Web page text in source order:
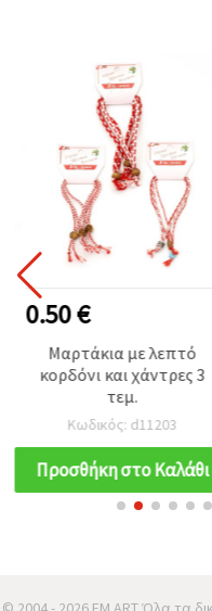
0.50 €
Μαρτάκια με λεπτό
κορδόνι και χάντρες 3
τεμ.
Κωδικός: d11203
Προσθήκη στο Καλάθι